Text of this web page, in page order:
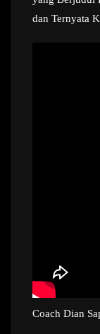
dan Ternyata
Coach Dian